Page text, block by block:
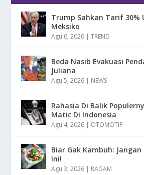
Trump Sahkan Tarif 30%
Meksiko
Agu 6, 2026 |TREND
Beda Nasib Evakuasi
Juliana
Agu 5, 2026 | NEWS
Rahasia Di Balik
Matic Di Indonesia
Agu 4, 2026 | OTOMOTIF
Biar Gak Kambuh:
Ini!
Agu 3, 2026 | RAGAM